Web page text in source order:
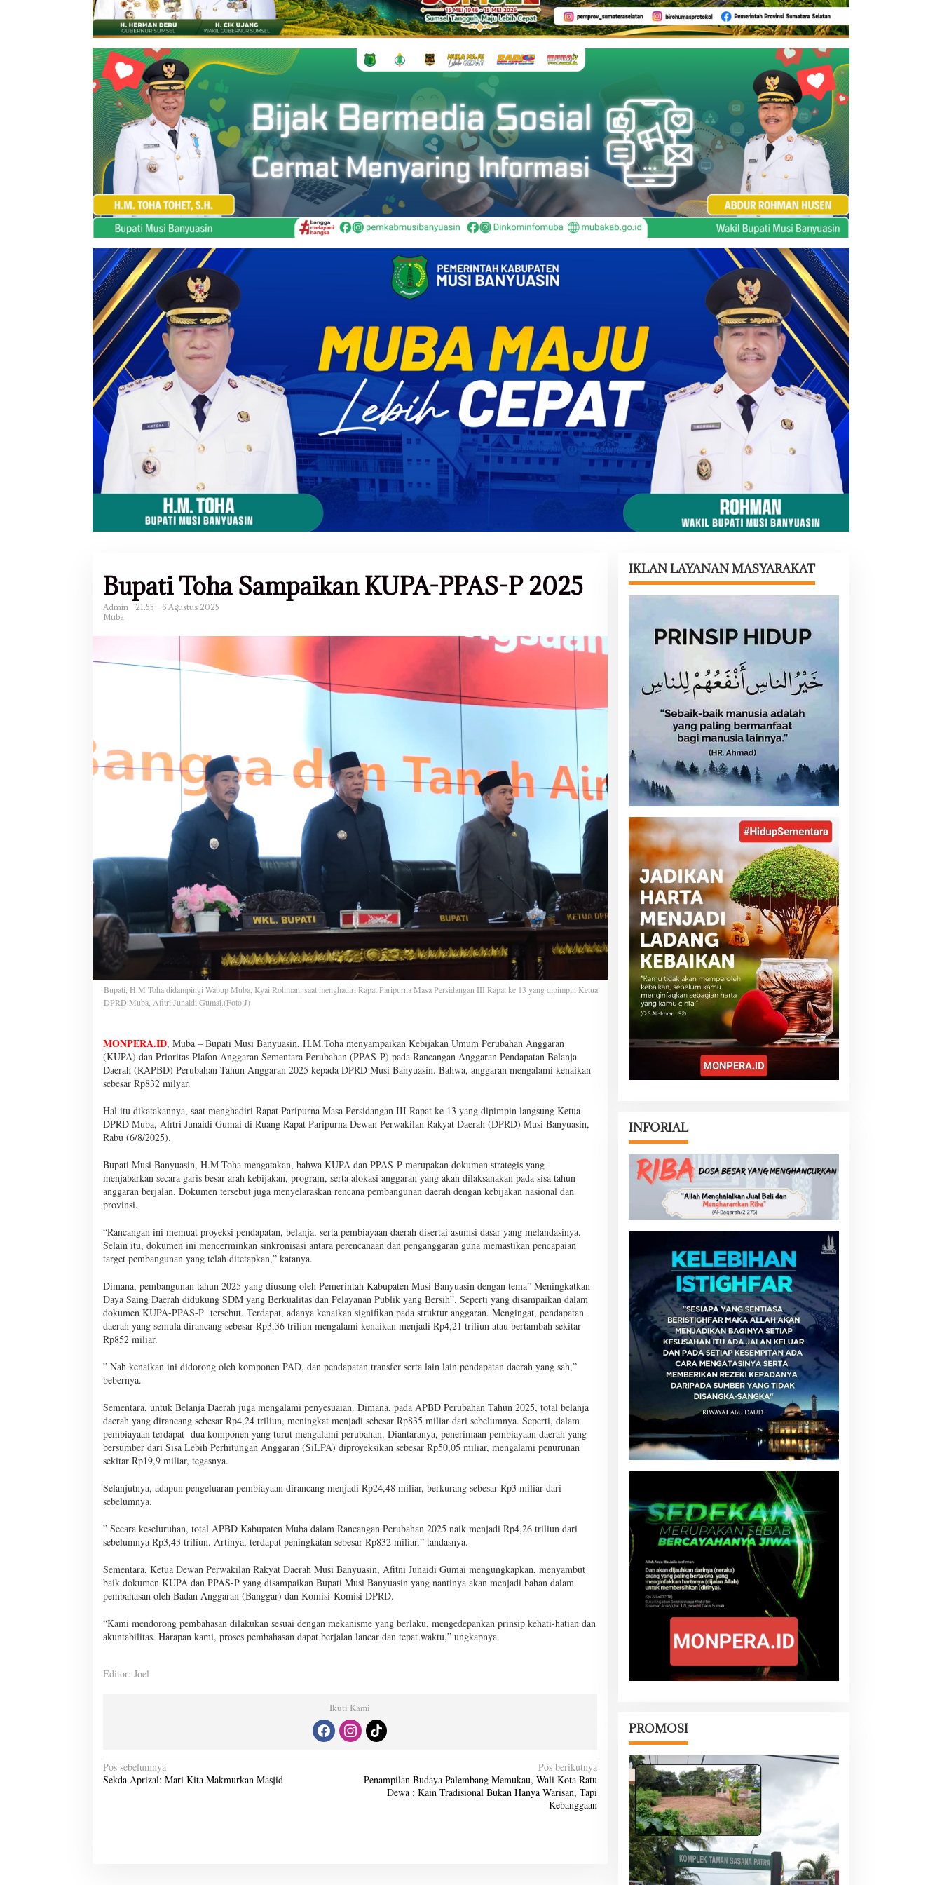
Bupati Toha Sampaikan KUPA-PPAS-P 2025
Admin
21:55 - 6 Agustus 2025
Muba
Bupati, H.M Toha didampingi Wabup Muba, Kyai Rohman, saat menghadiri Rapat Paripurna Masa Persidangan III Rapat ke 13 yang dipimpin Ketua
DPRD Muba, Afitri Junaidi Gumai.(Foto:J)
MONPERA.ID, Muba – Bupati Musi Banyuasin, H.M.Toha menyampaikan Kebijakan Umum Perubahan Anggaran
(KUPA) dan Prioritas Plafon Anggaran Sementara Perubahan (PPAS-P) pada Rancangan Anggaran Pendapatan Belanja
Daerah (RAPBD) Perubahan Tahun Anggaran 2025 kepada DPRD Musi Banyuasin. Bahwa, anggaran mengalami kenaikan
sebesar Rp832 milyar.
Hal itu dikatakannya, saat menghadiri Rapat Paripurna Masa Persidangan III Rapat ke 13 yang dipimpin langsung Ketua
DPRD Muba, Afitri Junaidi Gumai di Ruang Rapat Paripurna Dewan Perwakilan Rakyat Daerah (DPRD) Musi Banyuasin,
Rabu (6/8/2025).
Bupati Musi Banyuasin, H.M Toha mengatakan, bahwa KUPA dan PPAS-P merupakan dokumen strategis yang
menjabarkan secara garis besar arah kebijakan, program, serta alokasi anggaran yang akan dilaksanakan pada sisa tahun
anggaran berjalan. Dokumen tersebut juga menyelaraskan rencana pembangunan daerah dengan kebijakan nasional dan
provinsi.
“Rancangan ini memuat proyeksi pendapatan, belanja, serta pembiayaan daerah disertai asumsi dasar yang melandasinya.
Selain itu, dokumen ini mencerminkan sinkronisasi antara perencanaan dan penganggaran guna memastikan pencapaian
target pembangunan yang telah ditetapkan,” katanya.
Dimana, pembangunan tahun 2025 yang diusung oleh Pemerintah Kabupaten Musi Banyuasin dengan tema” Meningkatkan
Daya Saing Daerah didukung SDM yang Berkualitas dan Pelayanan Publik yang Bersih”. Seperti yang disampaikan dalam
dokumen KUPA-PPAS-P tersebut. Terdapat, adanya kenaikan signifikan pada struktur anggaran. Mengingat, pendapatan
daerah yang semula dirancang sebesar Rp3,36 triliun mengalami kenaikan menjadi Rp4,21 triliun atau bertambah sekitar
Rp852 miliar.
” Nah kenaikan ini didorong oleh komponen PAD, dan pendapatan transfer serta lain lain pendapatan daerah yang sah,”
bebernya.
Sementara, untuk Belanja Daerah juga mengalami penyesuaian. Dimana, pada APBD Perubahan Tahun 2025, total belanja
daerah yang dirancang sebesar Rp4,24 triliun, meningkat menjadi sebesar Rp835 miliar dari sebelumnya. Seperti, dalam
pembiayaan terdapat dua komponen yang turut mengalami perubahan. Diantaranya, penerimaan pembiayaan daerah yang
bersumber dari Sisa Lebih Perhitungan Anggaran (SiLPA) diproyeksikan sebesar Rp50,05 miliar, mengalami penurunan
sekitar Rp19,9 miliar, tegasnya.
Selanjutnya, adapun pengeluaran pembiayaan dirancang menjadi Rp24,48 miliar, berkurang sebesar Rp3 miliar dari
sebelumnya.
” Secara keseluruhan, total APBD Kabupaten Muba dalam Rancangan Perubahan 2025 naik menjadi Rp4,26 triliun dari
sebelumnya Rp3,43 triliun. Artinya, terdapat peningkatan sebesar Rp832 miliar,” tandasnya.
Sementara, Ketua Dewan Perwakilan Rakyat Daerah Musi Banyuasin, Afitni Junaidi Gumai mengungkapkan, menyambut
baik dokumen KUPA dan PPAS-P yang disampaikan Bupati Musi Banyuasin yang nantinya akan menjadi bahan dalam
pembahasan oleh Badan Anggaran (Banggar) dan Komisi-Komisi DPRD.
“Kami mendorong pembahasan dilakukan sesuai dengan mekanisme yang berlaku, mengedepankan prinsip kehati-hatian dan
akuntabilitas. Harapan kami, proses pembahasan dapat berjalan lancar dan tepat waktu,” ungkapnya.
Editor: Joel
Ikuti Kami
N
a
Pos sebelumnya
Sekda Aprizal: Mari Kita Makmurkan Masjid
Pos berikutnya
Penampilan Budaya Palembang Memukau, Wali Kota Ratu
Dewa : Kain Tradisional Bukan Hanya Warisan, Tapi
Kebanggaan
IKLAN LAYANAN MASYARAKAT
INFORIAL
PROMOSI